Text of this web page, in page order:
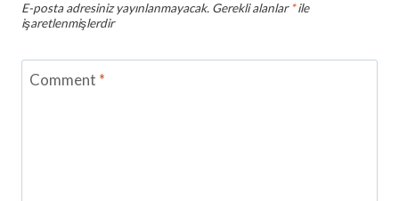
E-posta adresiniz yayınlanmayacak. Gerekli alanlar*ile
işaretlenmişlerdir
Comment *